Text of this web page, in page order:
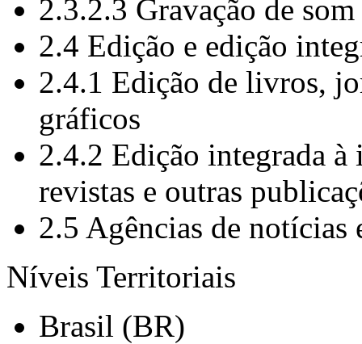
2.3.2.3 Gravação de
2.4 Edição e edição
2.4.1 Edição de livros,
gráficos
2.4.2 Edição integrada
revistas e outras
2.5 Agências de notícias
Níveis Territoriais
Brasil (BR)